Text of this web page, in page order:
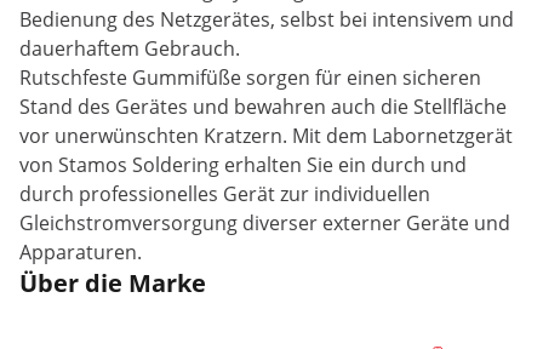
Bedienung des Netzgerätes, selbst bei intensivem und
dauerhaftem Gebrauch.
Rutschfeste Gummifüße sorgen für einen sicheren
Stand des Gerätes und bewahren auch die Stellfläche
vor unerwünschten Kratzern. Mit dem Labornetzgerät
von Stamos Soldering erhalten Sie ein durch und
durch professionelles Gerät zur individuellen
Gleichstromversorgung diverser externer Geräte und
Apparaturen.
Über die Marke